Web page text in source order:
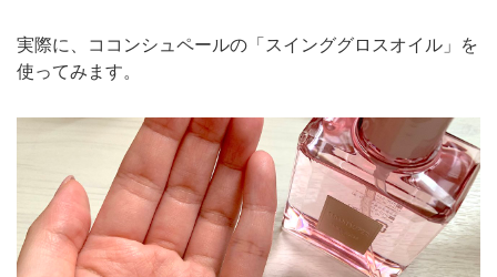
実際に、ココンシュペールの「スインググロスオイル」を
使ってみます。